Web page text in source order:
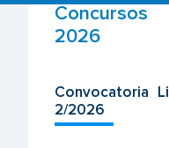
2026
Convocatoria
2/2026